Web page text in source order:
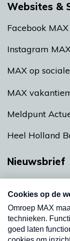
Websites &
Facebook
Instagram
MAX op
MAX
Meldpunt
Heel Holland
Nieuwsbrief
nieuwsbrief.
uw mailbox.